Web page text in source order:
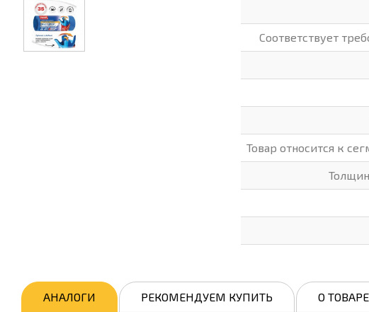
Соответствует
Товар относится к
АНАЛОГИ РЕКОМЕНДУЕМ КУПИТЬ О ТОВАРЕ